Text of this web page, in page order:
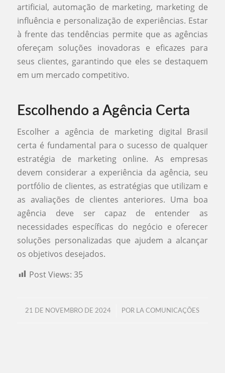
artificial, automação de marketing, marketing de
influência e personalização de experiências. Estar
à frente das tendências permite que as agências
ofereçam soluções inovadoras e eficazes para
seus clientes, garantindo que eles se destaquem
em um mercado competitivo.
Escolhendo a Agência Certa
Escolher a agência de marketing digital Brasil
certa é fundamental para o sucesso de qualquer
estratégia de marketing online. As empresas
devem considerar a experiência da agência, seu
portfólio de clientes, as estratégias que utilizam e
as avaliações de clientes anteriores. Uma boa
agência deve ser capaz de entender as
necessidades específicas do negócio e oferecer
soluções personalizadas que ajudem a alcançar
os objetivos desejados.
Post Views: 35
21 DE NOVEMBRO DE 2024
/ POR LA COMUNICAÇÕES